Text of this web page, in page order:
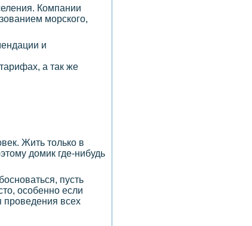
Компании
морского,
и
а так же
Жить только в
домик где-нибудь
пусть
особенно если
проведения всех